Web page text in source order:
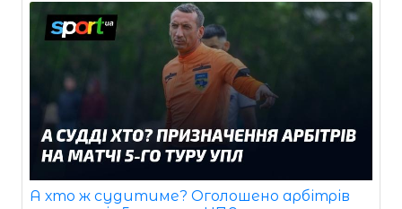
А хто ж судитиме? Оголошено арбітрів